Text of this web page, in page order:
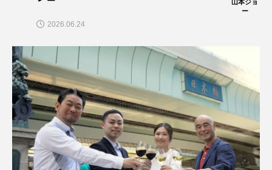
山本ジョ
ー
2026.06.24